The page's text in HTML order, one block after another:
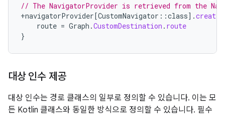
// The NavigatorProvider is retrieved from the
+navigatorProvider[CustomNavigator ::class] .
route = Graph .CustomDestination . route
}
대상 인수 제공
대상 인수는 경로 클래스의 일부로 정의할 수 있습니다. 이는 모
든 Kotlin 클래스와 동일한 방식으로 정의할 수 있습니다. 필수